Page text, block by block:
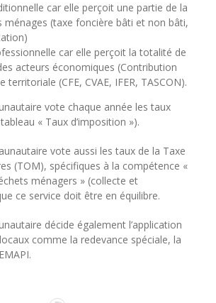
car elle perçoit une partie de la
ménages (taxe foncière bâti et non bâti,
car elle perçoit la totalité de
acteurs économiques (Contribution
territoriale (CFE, CVAE, IFER, TASCON).
vote chaque année les taux
« Taux d’imposition »).
vote aussi les taux de la Taxe
(TOM), spécifiques à la compétence «
ménagers » (collecte et
ce service doit être en équilibre.
décide également l’application
comme la redevance spéciale, la